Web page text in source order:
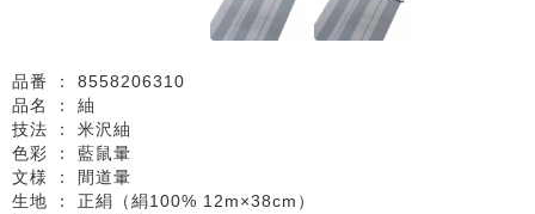
品番 ： 8558206310
品名 ： 紬
技法 ： 米沢紬
色彩 ： 藍鼠暈
文様 ：
間道暈
生地 ： 正絹（絹100% 12m×38cm）